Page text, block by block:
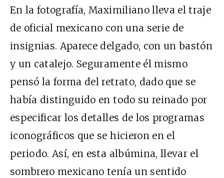
En la fotografía, Maximiliano lleva el traje
de oficial mexicano con una serie de
insignias. Aparece delgado, con un bastón
y un catalejo. Seguramente él mismo
pensó la forma del retrato, dado que se
había distinguido en todo su reinado por
especificar los detalles de los programas
iconográficos que se hicieron en el
periodo. Así, en esta albúmina, llevar el
sombrero mexicano tenía un sentido